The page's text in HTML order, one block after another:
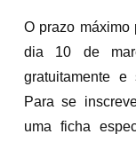
O prazo máximo
dia 10 de
gratuitamente e
Para se
uma ficha